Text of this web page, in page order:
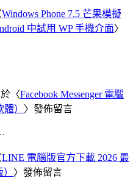
Windows Phone 7.5 芒果模擬
中試用 WP 手機介面〉
〈Facebook Messenger 電腦
） 〉發佈留言
LINE 電腦版官方下載 2026 最
〉發佈留言